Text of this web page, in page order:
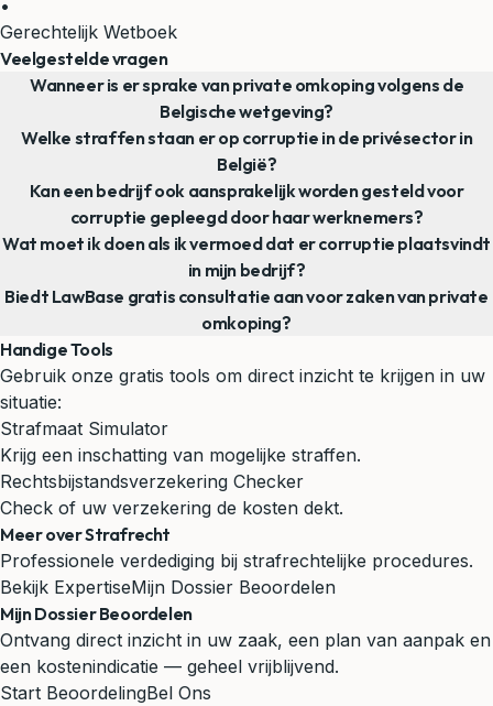
•
Gerechtelijk Wetboek
Veelgestelde vragen
Wanneer is er sprake van private omkoping volgens de
Belgische wetgeving?
Welke straffen staan er op corruptie in de privésector in
België?
Kan een bedrijf ook aansprakelijk worden gesteld voor
corruptie gepleegd door haar werknemers?
Wat moet ik doen als ik vermoed dat er corruptie plaatsvindt
in mijn bedrijf?
Biedt LawBase gratis consultatie aan voor zaken van private
omkoping?
Handige Tools
Gebruik onze gratis tools om direct inzicht te krijgen in uw
situatie:
Strafmaat Simulator
Krijg een inschatting van mogelijke straffen.
Rechtsbijstandsverzekering Checker
Check of uw verzekering de kosten dekt.
Meer over Strafrecht
Professionele verdediging bij strafrechtelijke procedures.
Bekijk ExpertiseMijn Dossier Beoordelen
Mijn Dossier Beoordelen
Ontvang direct inzicht in uw zaak, een plan van aanpak en
een kostenindicatie — geheel vrijblijvend.
Start BeoordelingBel Ons